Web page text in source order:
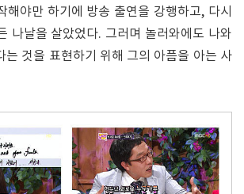
해야만 하기에 방송 출연을 강행하고, 다시
나날을 살았었다. 그러며 놀러와에도 나와
는 것을 표현하기 위해 그의 아픔을 아는 사